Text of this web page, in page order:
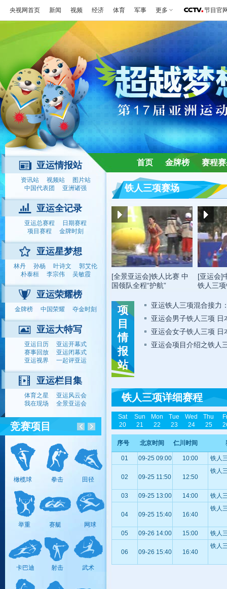
央视网首页 新闻 视频 经济 体育 军事 更多 节目官
首页 金牌榜 赛程
亚运情报站
资讯站 视频站
图片站
中国代表团
亚洲诸强
亚运全记录
亚运总赛程
日期赛程
项目赛程
金牌时刻
亚运星梦想
林丹 孙杨 叶诗文
郭艾伦
朴泰桓
李宗伟 吴敏霞
亚运荣耀榜
金牌榜 中国荣耀 夺金时刻
亚运大特写
亚运日历
亚运开幕式
赛事回放
亚运闭幕式
亚运视界
一起评亚运
亚运栏目集
体育之星
亚运风云会
我在现场
全景亚运会
竞赛项目
橄榄球 拳击 田径
举重 赛艇 网球
卡巴迪 射击 武术
板球 击剑 手球
球
铁人三项赛场
[全景亚运会]铁人比赛 中
国领队全程“护航”
[亚运会]
铁人三
项
目
情
报
站
亚运铁人三项混合接力
亚运会男子铁人三项
亚运会女子铁人三项
亚运会项目介绍之铁人
铁人三项详细赛程
Sat
20
Sun
21
Mon
22
Tue
23
Wed
24
Thu
25
序号 北京时间 仁川时间
01 09-25 09:00 10:00 铁人
02 09-25 11:50 12:50
铁人
03 09-25 13:00 14:00 铁人
04 09-25 15:40 16:40
铁人
05 09-26 14:00 15:00 铁人
06 09-26 15:40 16:40
铁人